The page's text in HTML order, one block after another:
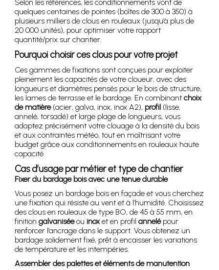
Selon les références, les conditionnements vont de
quelques centaines de pointes (boîtes de 300 à 350) à
plusieurs milliers de clous en rouleaux (jusqu’à plus de
20 000 unités), pour optimiser votre rapport
quantité/prix sur chantier.
Pourquoi choisir ces clous pour votre projet
Ces gammes de fixations sont conçues pour exploiter
pleinement les capacités de votre cloueur, avec des
longueurs et diamètres pensés pour le bois de structure,
les lames de terrasse et le bardage. En combinant choix
de matière(acier, galva, inox, inox A2), profil (lisse,
annelé, torsadé) et large plage de longueurs, vous
adaptez précisément votre clouage à la densité du bois
et aux contraintes météo, tout en maîtrisant votre
budget grâce aux conditionnements en rouleaux haute
capacité.
Cas d’usage par métier et type de chantier
Fixer du bardage bois avec une tenue durable
Vous posez un bardage bois en façade et vous cherchez
une fixation qui résiste au vent et à l’humidité. Choisissez
des clous en rouleaux de type BO, de 45 à 55 mm, en
finition galvaniséeou inoxet en profil annelépour
renforcer l’ancrage dans le support. Vous obtenez un
bardage solidement fixé, prêt à encaisser les variations
de température et les intempéries.
Assembler des palettes et éléments de manutention